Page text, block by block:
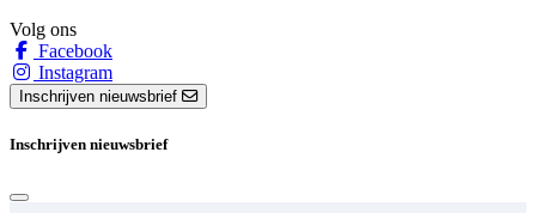
Volg ons
Facebook
Instagram
Inschrijven nieuwsbrief
Inschrijven nieuwsbrief